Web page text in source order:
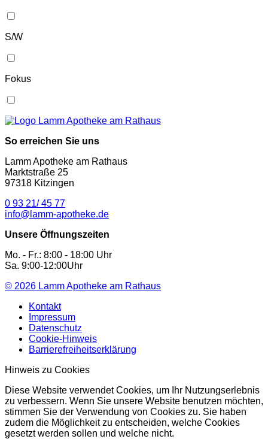
S/W
Fokus
So erreichen Sie uns
Lamm Apotheke am Rathaus
Marktstraße 25
97318 Kitzingen
0 93 21/ 45 77
info@lamm-apotheke.de
Unsere Öffnungszeiten
Mo. - Fr.: 8:00 - 18:00 Uhr
Sa. 9:00-12:00Uhr
© 2026 Lamm Apotheke am Rathaus
Kontakt
Impressum
Datenschutz
Cookie-Hinweis
Barrierefreiheitserklärung
Hinweis zu Cookies
Diese Website verwendet Cookies, um Ihr Nutzungserlebnis
zu verbessern. Wenn Sie unsere Website benutzen möchten,
stimmen Sie der Verwendung von Cookies zu. Sie haben
zudem die Möglichkeit zu entscheiden, welche Cookies
gesetzt werden sollen und welche nicht.